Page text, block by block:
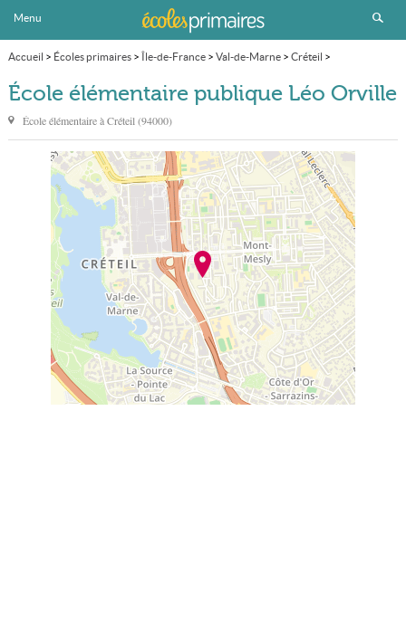
Menu
Accueil > Écoles primaires> Île-de-France> Val-de-Marne> Créteil >
École élémentaire publique Léo Orville
École élémentaire publique Léo Orville
École élémentaire àCréteil (94000)